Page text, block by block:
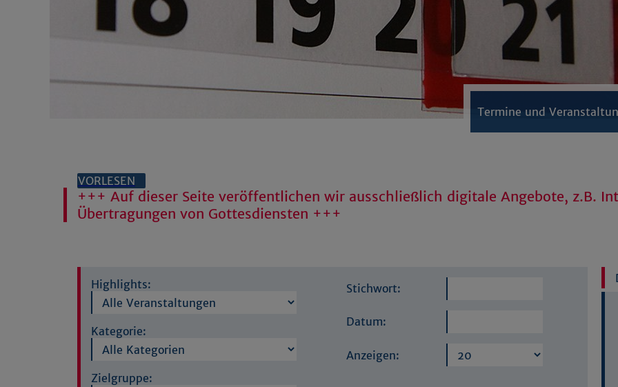
Termine und
VORLESEN
+++ Auf dieser Seite veröffentlichen wir ausschließlich digitale Angebote, z.B.
Übertragungen von Gottesdiensten +++
Highlights:
Kategorie:
Zielgruppe:
Stichwort:
Datum:
Anzeigen: